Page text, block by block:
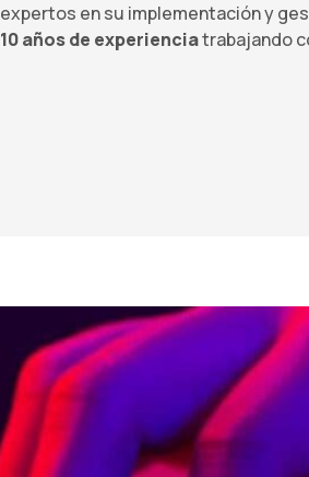
expertos en su implementación y
10 años de experienciatrabajando